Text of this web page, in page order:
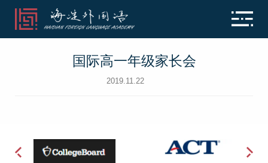
国际高一年级家长会
2019.11.22